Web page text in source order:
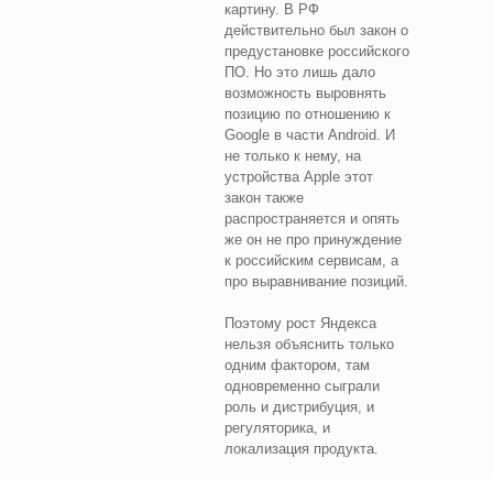
картину. В РФ
действительно был закон о
предустановке российского
ПО. Но это лишь дало
возможность выровнять
позицию по отношению к
Google в части Android. И
не только к нему, на
устройства Apple этот
закон также
распространяется и опять
же он не про принуждение
к российским сервисам, а
про выравнивание позиций.
Поэтому рост Яндекса
нельзя объяснить только
одним фактором, там
одновременно сыграли
роль и дистрибуция, и
регуляторика, и
локализация продукта.